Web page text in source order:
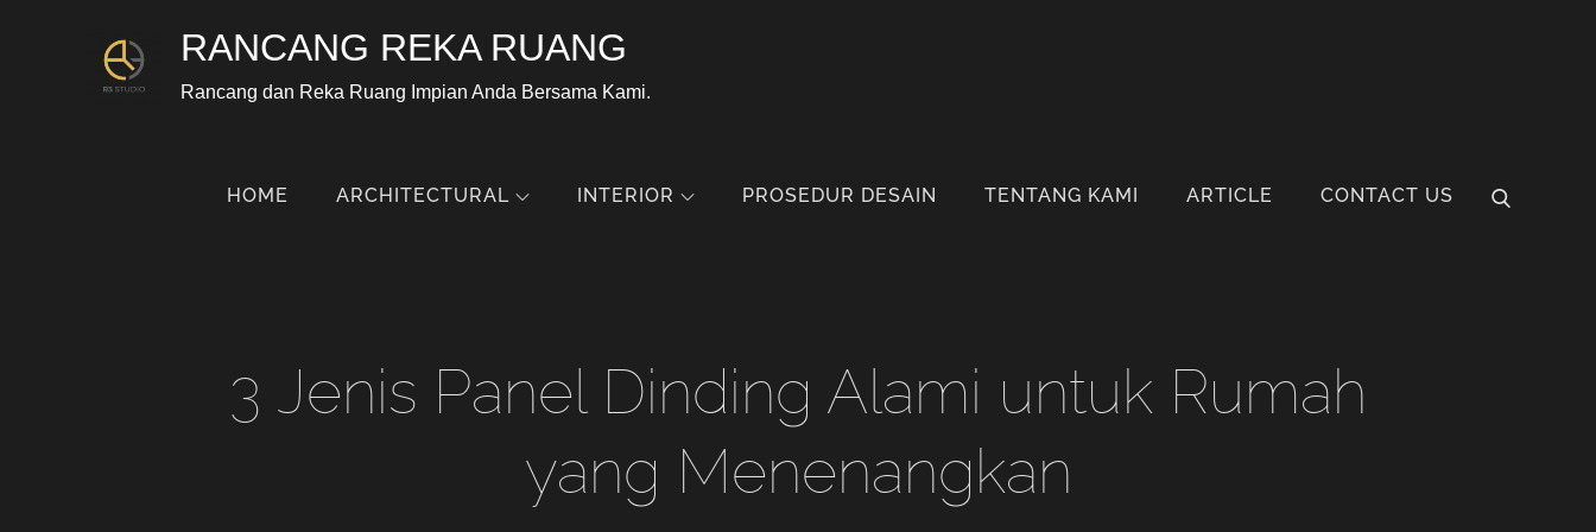
RANCANG REKA RUANG
Rancang dan Reka Ruang Impian Anda Bersama Kami.
HOME ARCHITECTURAL INTERIOR PROSEDUR DESAIN TENTANG KAMI ARTICLE CONTACT US
3 Jenis Panel Dinding Alami untuk Rumah
yang Menenangkan